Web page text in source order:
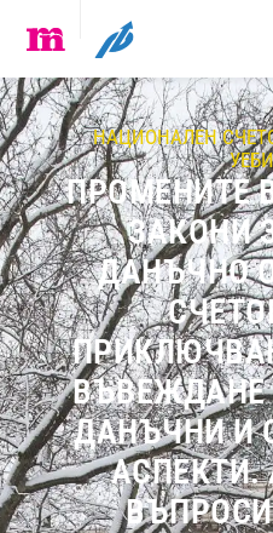
НАЦИОНАЛЕН
ПРОМЕНИТЕ
ЗАКОНИ
ДАНЪЧНО
ВЪВЕЖДАНЕ
ДАНЪЧНИ И
АСПЕКТИ.